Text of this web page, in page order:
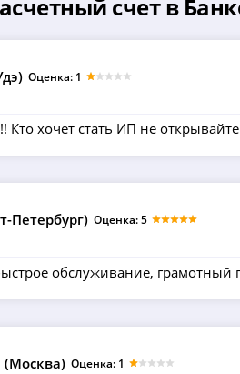
счет в
Оценка: 1
Кто хочет стать ИП не
Петербург) Оценка: 5
обслуживание,
(Москва) Оценка: 1